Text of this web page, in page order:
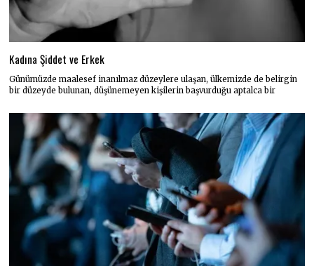
Kadına Şiddet ve Erkek
Günümüzde maalesef inanılmaz düzeylere ulaşan, ülkemizde de belirgin
bir düzeyde bulunan, düşünemeyen kişilerin başvurduğu aptalca bir